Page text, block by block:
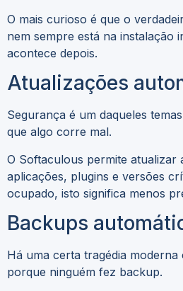
O mais curioso é que o
nem sempre está na instalação
acontece depois.
Atualizações
Segurança é um daqueles
que algo corre mal.
O Softaculous permite atualizar
aplicações, plugins e versões
ocupado, isto significa menos
Backups
Há uma certa tragédia
porque ninguém fez backup.